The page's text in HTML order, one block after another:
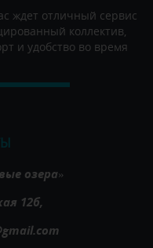
ждет отличный сервис
коллектив,
и удобство во время
озера»
12б,